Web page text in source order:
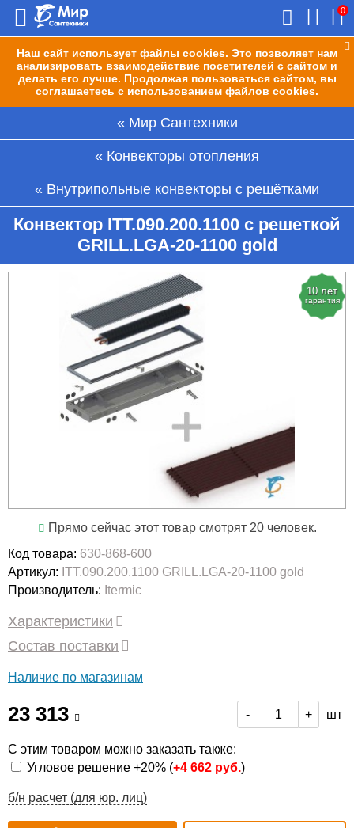
Наш сайт использует файлы cookies. Это позволяет нам
анализировать взаимодействие посетителей с сайтом и
делать его лучше. Продолжая пользоваться сайтом, вы
соглашаетесь с использованием файлов cookies.
0
Мир Сантехники
Конвекторы отопления
Внутрипольные конвекторы с решётками
Конвектор ITT.090.200.1100 с решеткой
GRILL.LGA-20-1100 gold
10 лет
гарантия
Прямо сейчас этот товар смотрят 20 человек.
Код товара: 630-868-600
Артикул: ITT.090.200.1100 GRILL.LGA-20-1100 gold
Производитель: Itermic
Характеристики
Состав поставки
Наличие по магазинам
23 313 - + шт
С этим товаром можно заказать также:
Угловое решение +20% (+4 662 руб.)
б/н расчет (для юр. лиц)